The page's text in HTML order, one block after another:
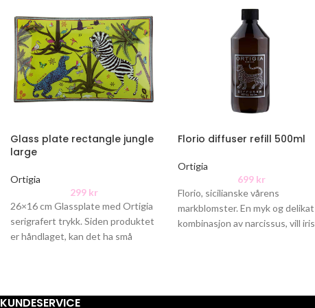
Glass plate rectangle jungle
large
Ortigia
299 kr
26×16 cm Glassplate med Ortigia
serigrafert trykk. Siden produktet
er håndlaget, kan det ha små
Florio diffuser refill 500ml
Ortigia
699 kr
Florio, sicilianske vårens
markblomster. En myk og delikat
kombinasjon av narcissus, vill iris
KUNDESERVICE